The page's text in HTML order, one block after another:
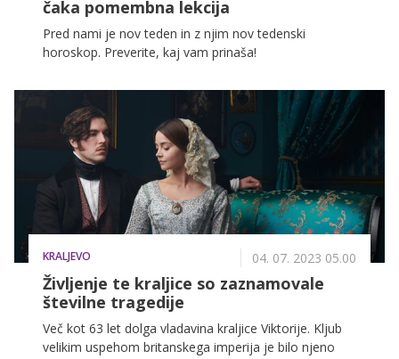
čaka pomembna lekcija
Pred nami je nov teden in z njim nov tedenski
horoskop. Preverite, kaj vam prinaša!
KRALJEVO 04. 07. 2023 05.00
Življenje te kraljice so zaznamovale
številne tragedije
Več kot 63 let dolga vladavina kraljice Viktorije. Kljub
velikim uspehom britanskega imperija je bilo njeno